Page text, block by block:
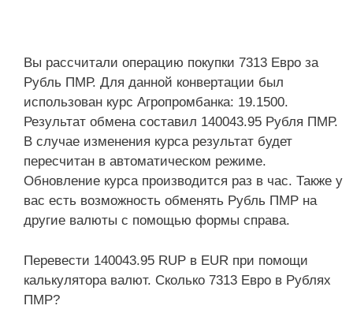
Вы рассчитали операцию покупки 7313 Евро за
Рубль ПМР. Для данной конвертации был
использован курс Агропромбанка: 19.1500.
Результат обмена составил 140043.95 Рубля ПМР.
В случае изменения курса результат будет
пересчитан в автоматическом режиме.
Обновление курса производится раз в час. Также у
вас есть возможность обменять Рубль ПМР на
другие валюты с помощью формы справа.
Перевести 140043.95 RUP в EUR при помощи
калькулятора валют. Сколько 7313 Евро в Рублях
ПМР?